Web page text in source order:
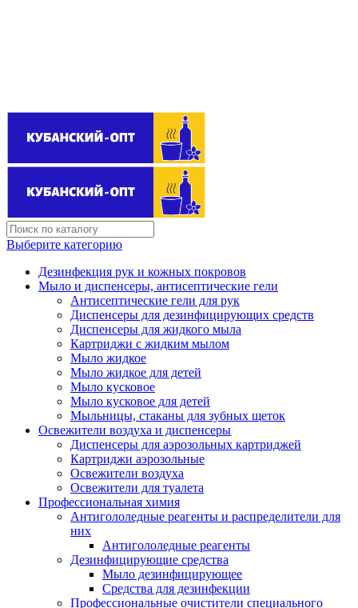
Выберите категорию
Дезинфекция рук и кожных покровов
Мыло и диспенсеры, антисептические гели
Антисептические гели для рук
Диспенсеры для дезинфицирующих средств
Диспенсеры для жидкого мыла
Картриджи с жидким мылом
Мыло жидкое
Мыло жидкое для детей
Мыло кусковое
Мыло кусковое для детей
Мыльницы, стаканы для зубных щеток
Освежители воздуха и диспенсеры
Диспенсеры для аэрозольных картриджей
Картриджи аэрозольные
Освежители воздуха
Освежители для туалета
Профессиональная химия
Антигололедные реагенты и распределители для
них
Антигололедные реагенты
Дезинфицирующие средства
Мыло дезинфицирующее
Средства для дезинфекции
Профессиональные очистители специального